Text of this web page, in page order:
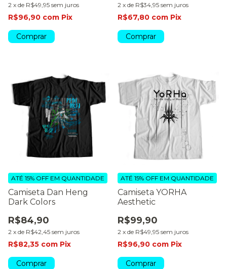
2 x de R$49,95 sem juros
R$96,90 com Pix
Comprar
2 x de R$34,95 sem juros
R$67,80 com Pix
Comprar
Camiseta Dan Heng
Dark Colors
R$84,90
2 x de R$42,45 sem juros
ATÉ 15% OFF EM QUANTIDADE
R$82,35 com Pix
Comprar
Camiseta YORHA
Aesthetic
R$99,90
2 x de R$49,95 sem juros
ATÉ 15% OFF EM QUANTIDADE
R$96,90 com Pix
Comprar